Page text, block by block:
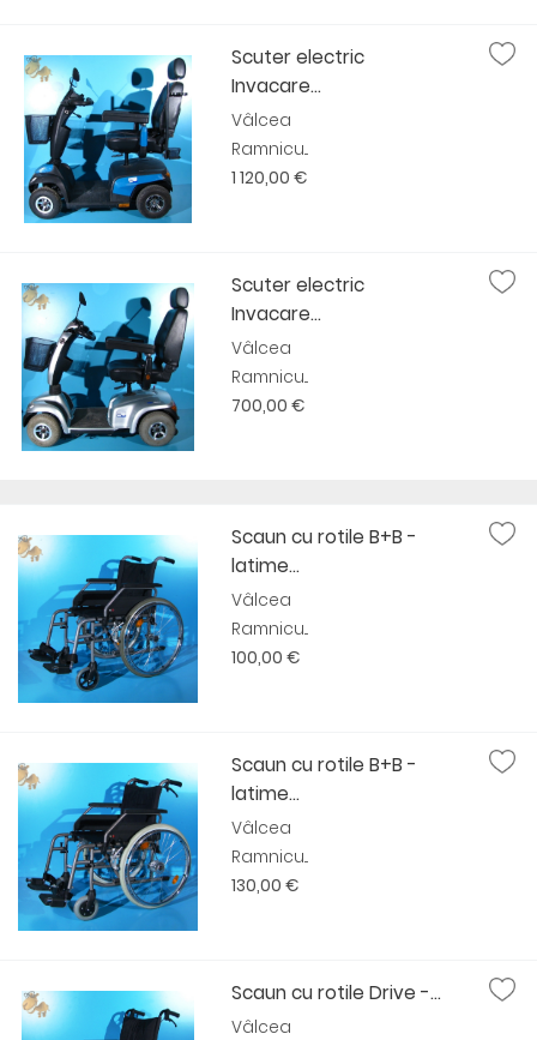
Scuter electric
Invacare...
Vâlcea
Ramnicu...
1 120,00 €
Scuter electric
Invacare...
Vâlcea
Ramnicu...
700,00 €
Scaun cu rotile B+B -
latime...
Vâlcea
Ramnicu...
100,00 €
Scaun cu rotile B+B -
latime...
Vâlcea
Ramnicu...
130,00 €
Scaun cu rotile Drive -...
Vâlcea